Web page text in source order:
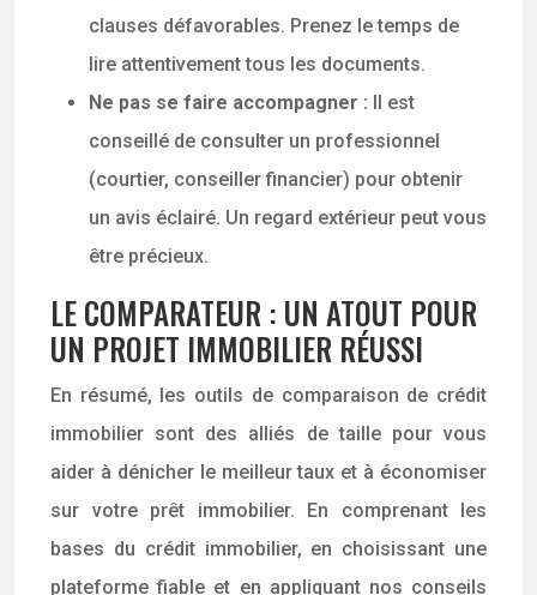
clauses défavorables. Prenez le temps de
lire attentivement tous les documents.
Ne pas se faire accompagner : Il est
conseillé de consulter un professionnel
(courtier, conseiller financier) pour obtenir
un avis éclairé. Un regard extérieur peut vous
être précieux.
LE COMPARATEUR : UN ATOUT POUR
UN PROJET IMMOBILIER RÉUSSI
En résumé, les outils de comparaison de crédit
immobilier sont des alliés de taille pour vous
aider à dénicher le meilleur taux et à économiser
sur votre prêt immobilier. En comprenant les
bases du crédit immobilier, en choisissant une
plateforme fiable et en appliquant nos conseils